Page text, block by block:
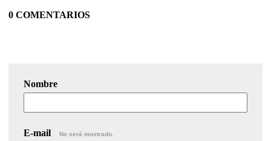
0 COMENTARIOS
Nombre
E-mail No será mostrado.